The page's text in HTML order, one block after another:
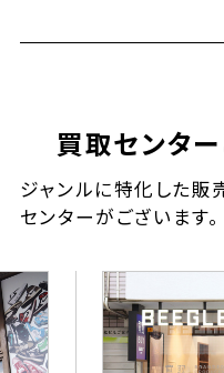
買取センタ
ジャンルに特化した
センターがございます。